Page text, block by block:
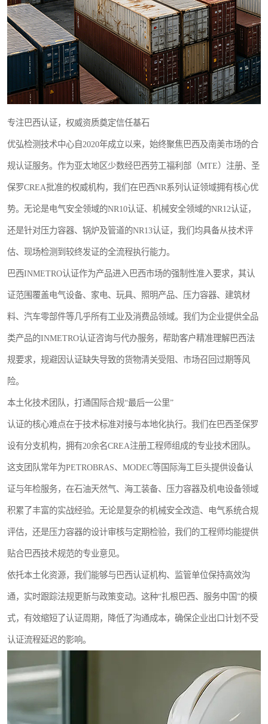
专注巴西认证，权威资质奠定信任基石
优弘检测技术中心自2020年成立以来，始终聚焦巴西及南美市场的合
规认证服务。作为亚太地区少数经巴西劳工福利部（MTE）注册、圣
保罗CREA批准的权威机构，我们在巴西NR系列认证领域拥有核心优
势。无论是电气安全领域的NR10认证、机械安全领域的NR12认证，
还是针对压力容器、锅炉及管道的NR13认证，我们均具备从技术评
估、现场检测到较终发证的全流程执行能力。
巴西INMETRO认证作为产品进入巴西市场的强制性准入要求，其认
证范围覆盖电气设备、家电、玩具、照明产品、压力容器、建筑材
料、汽车零部件等几乎所有工业及消费品领域。我们为企业提供全品
类产品的INMETRO认证咨询与代办服务，帮助客户精准理解巴西法
规要求，规避因认证缺失导致的货物清关受阻、市场召回过期等风
险。
本土化技术团队，打通国际合规“最后一公里”
认证的核心难点在于技术标准对接与本地化执行。我们在巴西圣保罗
设有分支机构，拥有20余名CREA注册工程师组成的专业技术团队。
这支团队常年为PETROBRAS、MODEC等国际海工巨头提供设备认
证与年检服务，在石油天然气、海工装备、压力容器及机电设备领域
积累了丰富的实战经验。无论是复杂的机械安全改造、电气系统合规
评估，还是压力容器的设计审核与定期检验，我们的工程师均能提供
贴合巴西技术规范的专业意见。
依托本土化资源，我们能够与巴西认证机构、监管单位保持高效沟
通，实时跟踪法规更新与政策变动。这种“扎根巴西、服务中国”的模
式，有效缩短了认证周期，降低了沟通成本，确保企业出口计划不受
认证流程延迟的影响。